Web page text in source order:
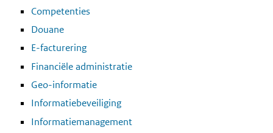
Competenties
Douane
E-facturering
Financiële administratie
Geo-informatie
Informatiebeveiliging
Informatiemanagement